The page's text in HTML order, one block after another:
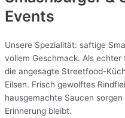
Events
Unsere Spezialität: saftige
vollem Geschmack. Als
die angesagte Streetfood-
Eilsen. Frisch gewolftes
hausgemachte Saucen
Erinnerung bleibt.